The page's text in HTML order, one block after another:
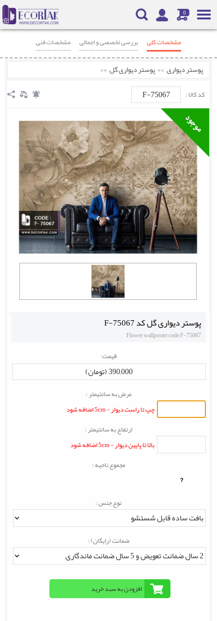
0
مشخصات کلی بررسی تخصصی و اجمالی
مشخصات فنی
محصولات مرتبط
پوستر دیواری >> پوستر دیواری گل >>
کد کالا : F-75067
پوستر دیواری گل کد F-75067
Flower wallposter code F-75067
قیمت:
390,000 (تومان)
عرض به سانتیمتر :
چپ تا راست دیوار - 5cm اضافه شود
ارتفاع به سانتیمتر :
بالا تا پایین دیوار - 5cm اضافه شود
مجموع ناحیه :
?
نوع جنس :
ضمانت (رایگان) :